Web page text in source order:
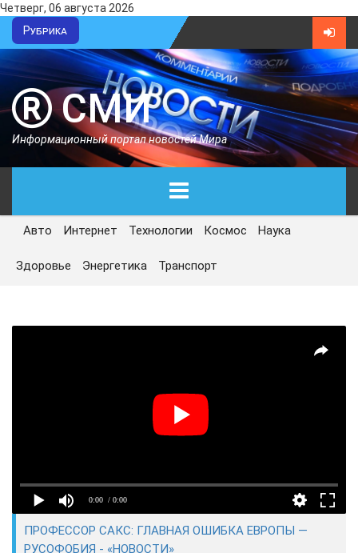
Четверг, 06 августа 2026
Рубрика
СМИ
Информационный портал новостей Мира
ГЛАВНАЯ
СЕГОДНЯ
ПРОИСШЕСТВИЯ
Авто Интернет Технологии Космос Наука
Здоровье Энергетика Транспорт
0:00 / 0:00
ПРОФЕССОР САКС: ГЛАВНАЯ ОШИБКА ЕВРОПЫ —
РУСОФОБИЯ - «НОВОСТИ»